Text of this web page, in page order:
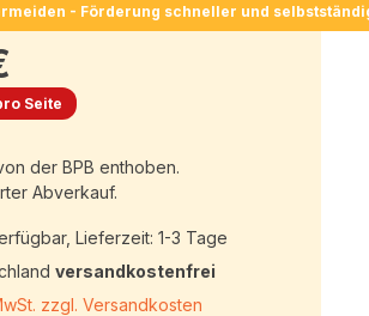
- Förderung schneller und
Seite
der BPB enthoben.
Abverkauf.
Lieferzeit: 1-3 Tage
versandkostenfrei
zzgl. Versandkosten